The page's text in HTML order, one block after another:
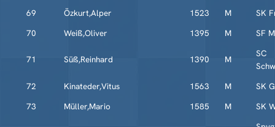
69
Özkurt,Alper 1523 M
SK
70
Weiß,Oliver 1395 M SF
71 Süß,Reinhard 1390 M
SC
72
Kinateder,Vitus 1563 M
SK
73
Müller,Mario 1585 M SK